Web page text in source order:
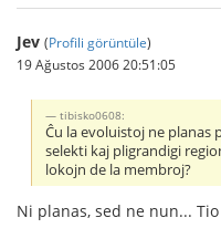
Jev (Profili görüntüle)
19 Ağustos 2006 20:51:05
tibisko0608:
Ĉu la evoluistoj ne planas
selekti kaj pligrandigi
lokojn de la membroj?
Ni planas, sed ne nun...